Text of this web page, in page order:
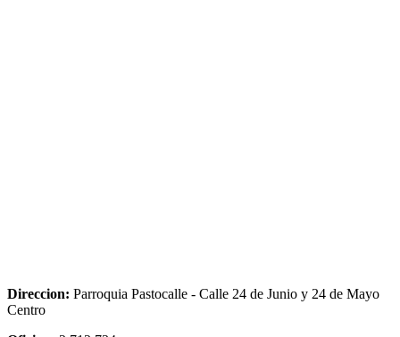
Direccion: Parroquia Pastocalle - Calle 24 de Junio y 24 de Mayo
Centro